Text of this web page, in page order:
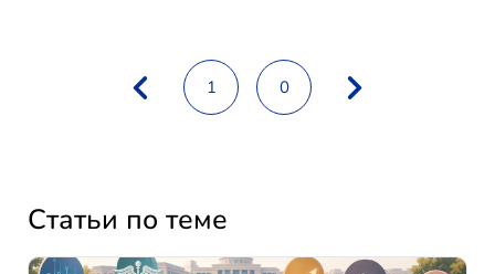
1 0
Статьи по теме